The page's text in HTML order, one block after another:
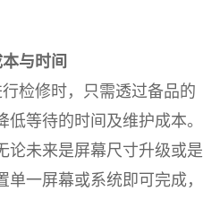
与时间
检修时，只需透过备品的
等待的时间及维护成本。
论未来是屏幕尺寸升级或是
一屏幕或系统即可完成，